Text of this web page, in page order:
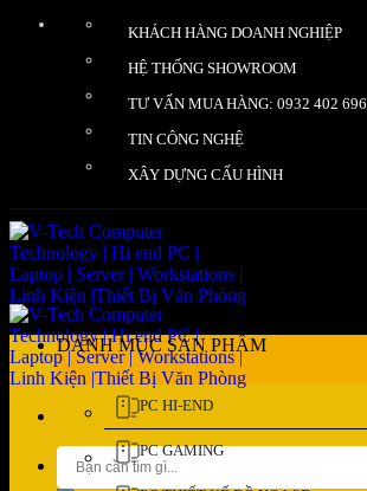
KHÁCH HÀNG DOANH NGHIỆP
HỆ THỐNG SHOWROOM
TƯ VẤN MUA HÀNG: 0932 402 696
TIN CÔNG NGHỆ
XÂY DỰNG CẤU HÌNH
Tìm
kiếm:
DANH MỤC SẢN PHẨM
PC HI-END
PC GAMING